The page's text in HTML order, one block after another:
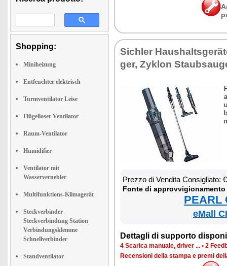
Shopping:
Miniheizung
Entfeuchter elektrisch
Turmventilator Leise
Flügelloser Ventilator
Raum-Ventilator
Humidifier
Ventilator mit
Wasservernebler
Multifunktions-Klimagerät
Steckverbinder
Steckverbindung Station
Verbindungsklemme
Schnellverbinder
Standventilator
Si­chler
ger, Zy­klon
Prez­zo di Ven­di­ta Con­si­glia­to:
Fon­te di
PEARL
eMall
Det­ta­gli di sup­por­to
4 Sca­ri­ca ma­nua­le, dri­ver ... • 2
Re­cen­sio­ni del­la stam­pa e pre­mi